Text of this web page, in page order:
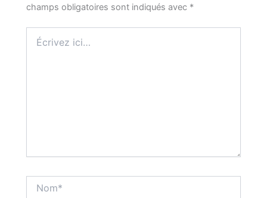
champs obligatoires sont indiqués avec *
ici…